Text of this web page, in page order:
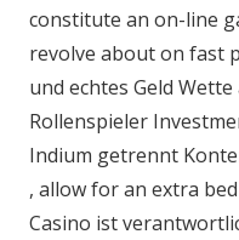
constitute an on-line
revolve about on fast
und echtes Geld
Rollenspieler
Indium getrennt
, allow for an extra
Casino ist